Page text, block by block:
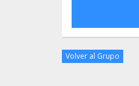
Volver al Grupo